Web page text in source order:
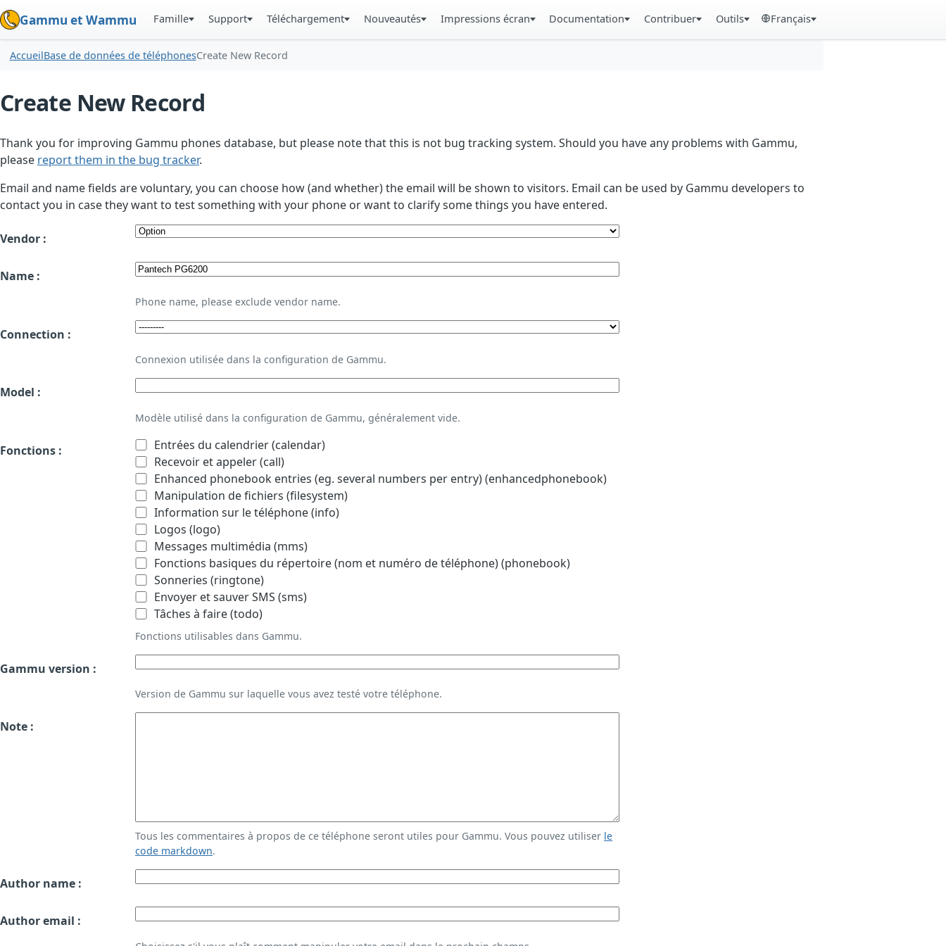
Gammu et Wammu Famille Support Téléchargement Nouveautés Impressions écran Documentation Contribuer Outils Français
AccueilBase de données de téléphonesCreate New Record
Create New Record
Thank you for improving Gammu phones database, but please note that this is not bug tracking system. Should you have any problems with Gammu,
please report them in the bug tracker.
Email and name fields are voluntary, you can choose how (and whether) the email will be shown to visitors. Email can be used by Gammu developers to
contact you in case they want to test something with your phone or want to clarify some things you have entered.
Vendor :
Name :
Phone name, please exclude vendor name.
Connection :
Connexion utilisée dans la configuration de Gammu.
Model :
Modèle utilisé dans la configuration de Gammu, généralement vide.
Fonctions :
Entrées du calendrier (calendar)
Recevoir et appeler (call)
Enhanced phonebook entries (eg. several numbers per entry) (enhancedphonebook)
Manipulation de fichiers (filesystem)
Information sur le téléphone (info)
Logos (logo)
Messages multimédia (mms)
Fonctions basiques du répertoire (nom et numéro de téléphone) (phonebook)
Sonneries (ringtone)
Envoyer et sauver SMS (sms)
Tâches à faire (todo)
Fonctions utilisables dans Gammu.
Gammu version :
Version de Gammu sur laquelle vous avez testé votre téléphone.
Note :
Tous les commentaires à propos de ce téléphone seront utiles pour Gammu. Vous pouvez utiliser le
code markdown.
Author name :
Author email :